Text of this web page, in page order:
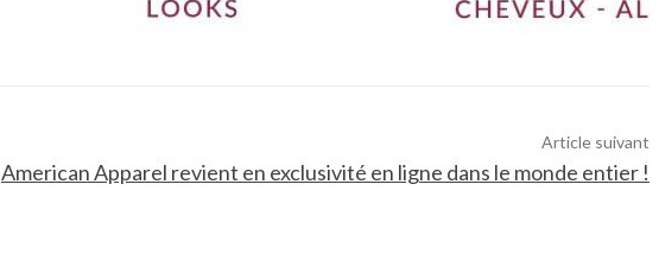
Article suivant
American Apparel revient en exclusivité en ligne dans le monde entier !